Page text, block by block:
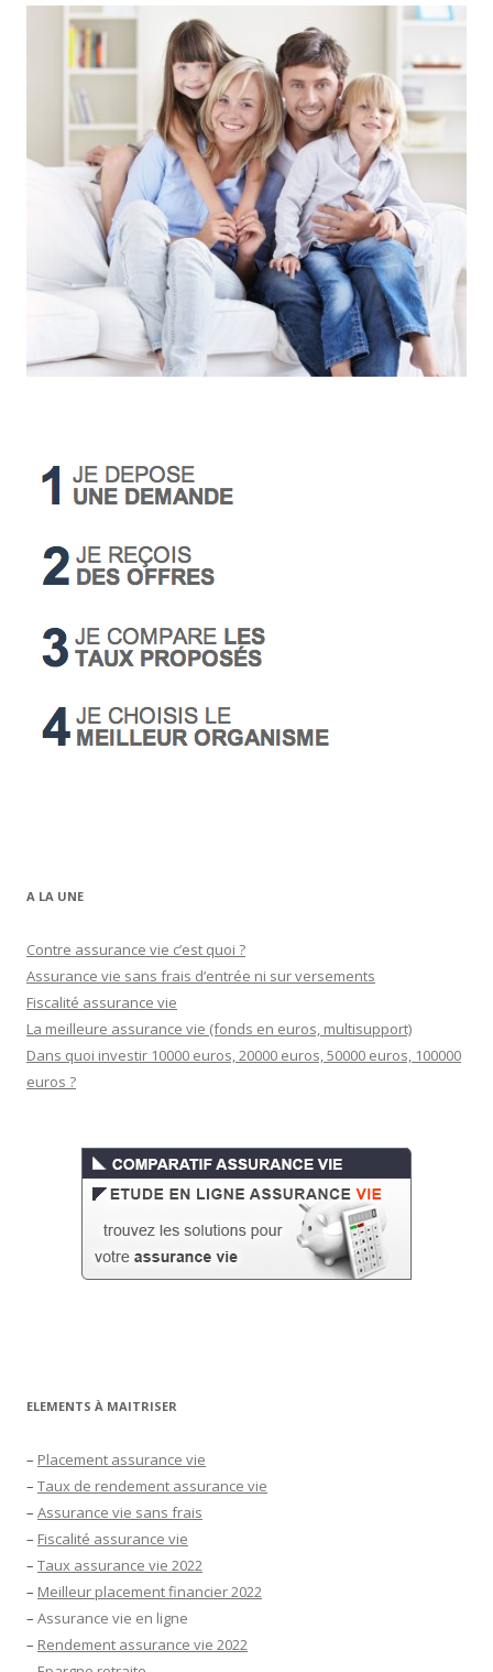
A LA UNE
Contre assurance vie c’est quoi ?
Assurance vie sans frais d’entrée ni sur versements
Fiscalité assurance vie
La meilleure assurance vie (fonds en euros, multisupport)
Dans quoi investir 10000 euros, 20000 euros, 50000 euros, 100000
euros ?
ELEMENTS À MAITRISER
– Placement assurance vie
– Taux de rendement assurance vie
– Assurance vie sans frais
– Fiscalité assurance vie
– Taux assurance vie 2022
– Meilleur placement financier 2022
– Assurance vie en ligne
– Rendement assurance vie 2022